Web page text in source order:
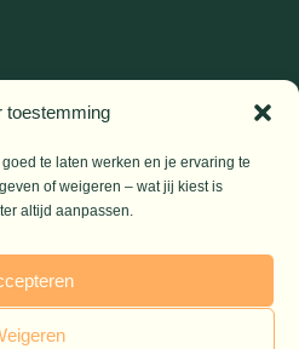
toestemming
te laten werken en je ervaring te
of weigeren – wat jij kiest is
altijd aanpassen.
Ronald de Jong,Aart
(Marieke)